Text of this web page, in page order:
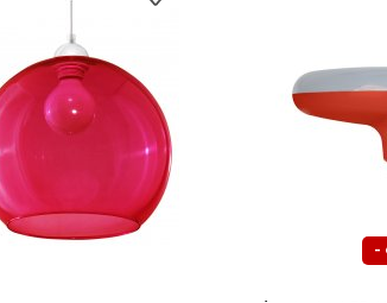
-